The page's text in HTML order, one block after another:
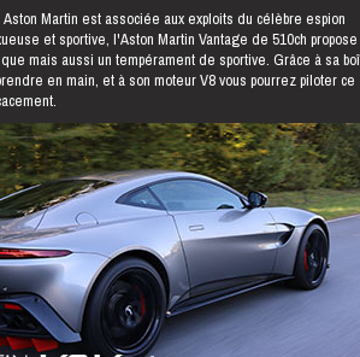
Martin est associée aux exploits du célèbre espion
et sportive, l'Aston Martin Vantage de 510ch propose
mais aussi un tempérament de sportive. Grâce à sa
en main, et à son moteur V8 vous pourrez piloter ce